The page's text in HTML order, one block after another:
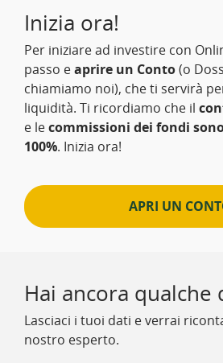
Inizia ora!
Per iniziare ad investire con
passo eaprire un Conto(o
chiamiamo noi), che ti servirà
liquidità. Ti ricordiamo che il
e lecommissioni dei fondi
100%. Inizia ora!
APRI UN
Hai ancora qualche
Lasciaci i tuoi dati e verrai
nostro esperto.